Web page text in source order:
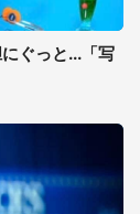
ぐっと...「写